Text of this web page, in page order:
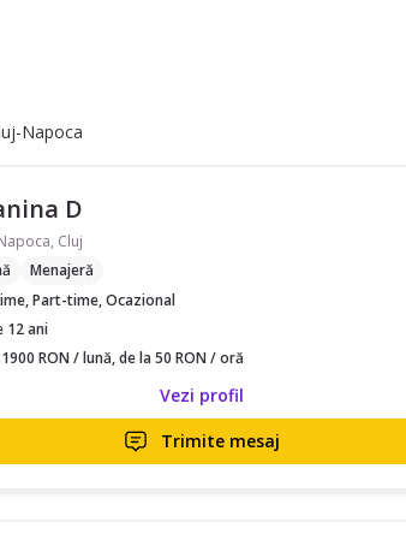
Napoca
D
Cluj
Menajeră
Part-time, Ocazional
12 ani
RON / lună, de la 50 RON / oră
Vezi profil
Trimite mesaj